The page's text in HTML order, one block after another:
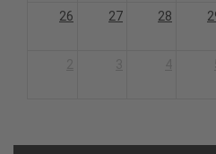
26 27 28